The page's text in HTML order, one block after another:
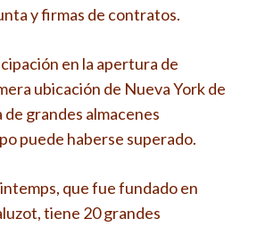
y firmas de contratos.
en la apertura de
ubicación de Nueva York de
de grandes almacenes
puede haberse superado.
que fue fundado en
tiene 20 grandes